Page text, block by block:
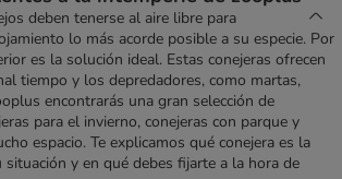
deben tenerse al aire libre para
lo más acorde posible a su especie. Por
es la solución ideal. Estas conejeras ofrecen
tiempo y los depredadores, como martas,
encontrarás una gran selección de
para el invierno, conejeras con parque y
espacio. Te explicamos qué conejera es la
situación y en qué debes fijarte a la hora de